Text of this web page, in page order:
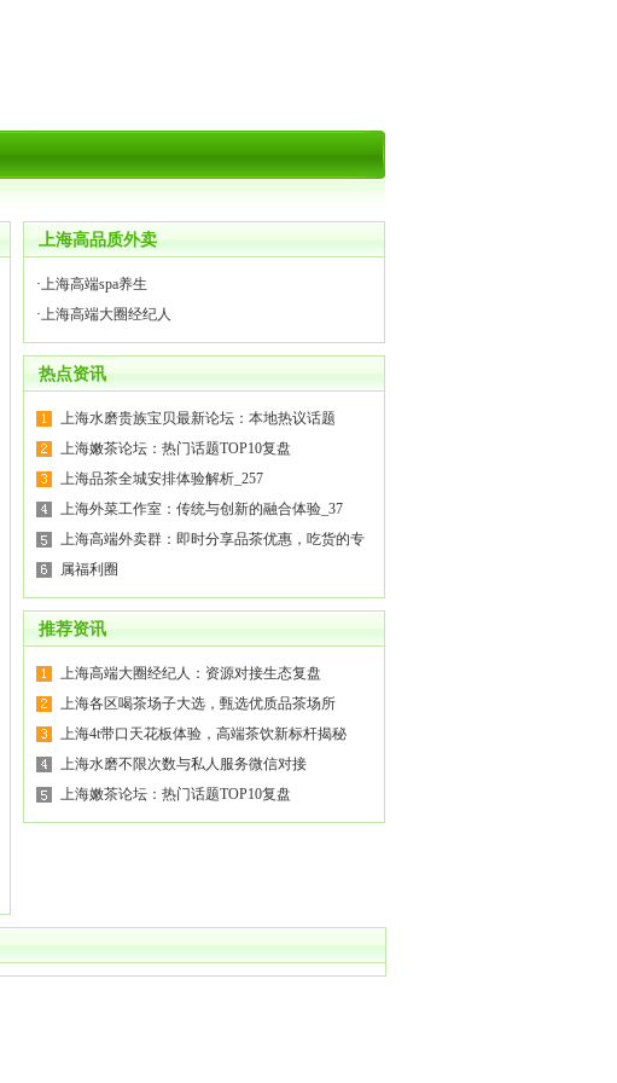
上海高品质外卖
·上海高端spa养生
·上海高端大圈经纪人
热点资讯
上海水磨贵族宝贝最新论坛：本地热议话题
上海嫩茶论坛：热门话题TOP10复盘
上海品茶全城安排体验解析_257
上海外菜工作室：传统与创新的融合体验_37
上海高端外卖群：即时分享品茶优惠，吃货的专
属福利圈
推荐资讯
上海高端大圈经纪人：资源对接生态复盘
上海各区喝茶场子大选，甄选优质品茶场所
上海4t带口天花板体验，高端茶饮新标杆揭秘
‌上海水磨不限次数与私人服务微信对接‌
上海嫩茶论坛：热门话题TOP10复盘